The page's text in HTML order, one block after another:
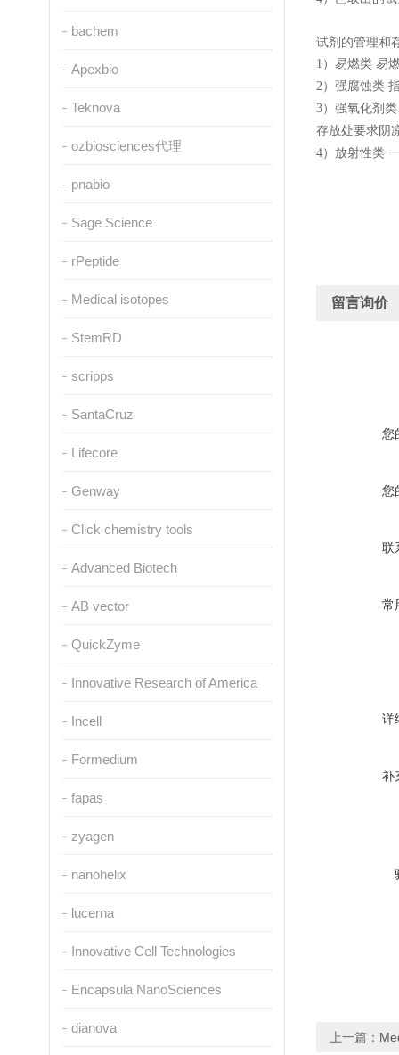
bachem
Apexbio
Teknova
ozbiosciences代理
pnabio
Sage Science
rPeptide
Medical isotopes
StemRD
scripps
SantaCruz
Lifecore
Genway
Click chemistry tools
Advanced Biotech
AB vector
QuickZyme
Innovative Research of America
Incell
Formedium
fapas
zyagen
nanohelix
lucerna
Innovative Cell Technologies
Encapsula NanoSciences
dianova
试剂的管理和
1 ）易燃类 易
2）强腐蚀类
3）强氧化剂
存放处要求阴
4）放射性类
留言询价
您
您
联
常
详
补
上一篇：